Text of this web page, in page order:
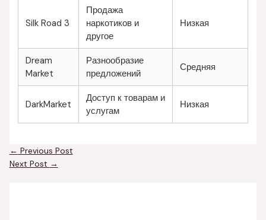
Silk Road 3
Продажа
наркотиков и
другое
Низкая
Dream
Market
Разнообразие
предложений
Средняя
DarkMarket
Доступ к товарам и
услугам
Низкая
← Previous Post
Next Post →